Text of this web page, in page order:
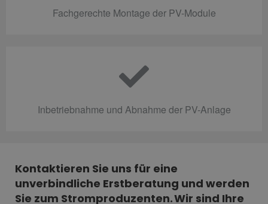
Fachgerechte Montage der PV-Module
Inbetriebnahme und Abnahme der PV-Anlage
Kontaktieren Sie uns für eine
unverbindliche Erstberatung und werden
Sie zum Stromproduzenten. Wir sind Ihre